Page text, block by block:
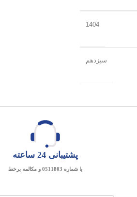
1404
سیزدهم
پشتیبانی 24 ساعته
با شماره 0511803 و مکالمه برخط